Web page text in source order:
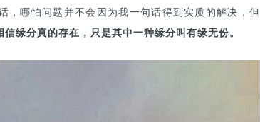
，哪怕问题并不会因为我一句话得到实质的解决，但
信缘分真的存在，只是其中一种缘分叫有缘无份。